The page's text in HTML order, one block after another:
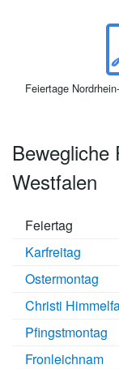
Feiertage
Bewegliche
Westfalen
Feiertag
Karfreitag
Ostermontag
Christi
Pfingstmontag
Fronleichnam